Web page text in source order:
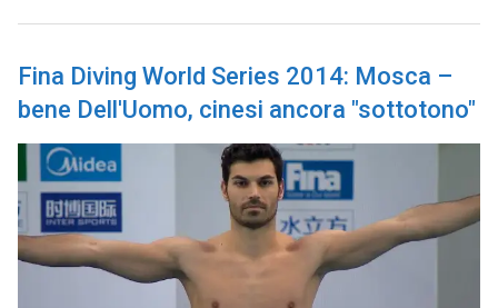
Fina Diving World Series 2014: Mosca –
bene Dell'Uomo, cinesi ancora "sottotono"